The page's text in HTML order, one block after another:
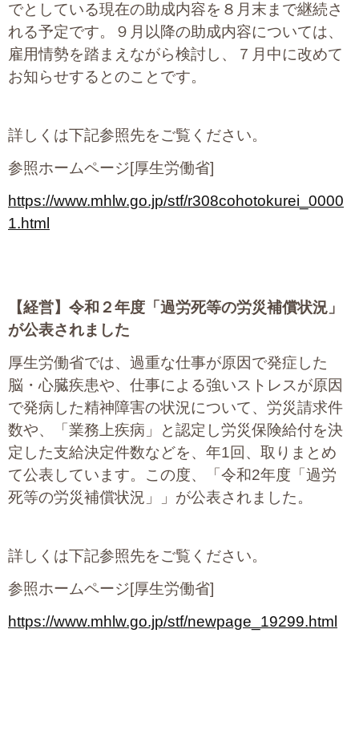
でとしている現在の助成内容を８月末まで継続さ
れる予定です。９月以降の助成内容については、
雇用情勢を踏まえながら検討し、７月中に改めて
お知らせするとのことです。
詳しくは下記参照先をご覧ください。
参照ホームページ[厚生労働省]
https://www.mhlw.go.jp/stf/r308cohotokurei_0000
1.html
【経営】 令和２年度「過労死等の労災補償状況」
が公表されました
厚生労働省では、過重な仕事が原因で発症した
脳・心臓疾患や、仕事による強いストレスが原因
で発病した精神障害の状況について、労災請求件
数や、「業務上疾病」と認定し労災保険給付を決
定した支給決定件数などを、年1回、取りまとめ
て公表しています。この度、「令和2年度「過労
死等の労災補償状況」」が公表されました。
詳しくは下記参照先をご覧ください。
参照ホームページ[厚生労働省]
https://www.mhlw.go.jp/stf/newpage_19299.html